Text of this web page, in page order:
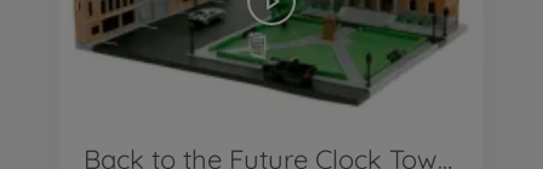
Back to the Future Clock Tower NanoScene